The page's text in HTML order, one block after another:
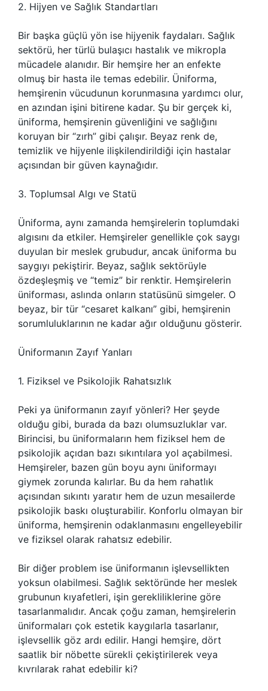
2. Hijyen ve Sağlık Standartları
Bir başka güçlü yön ise hijyenik faydaları. Sağlık
sektörü, her türlü bulaşıcı hastalık ve mikropla
mücadele alanıdır. Bir hemşire her an enfekte
olmuş bir hasta ile temas edebilir. Üniforma,
hemşirenin vücudunun korunmasına yardımcı olur,
en azından işini bitirene kadar. Şu bir gerçek ki,
üniforma, hemşirenin güvenliğini ve sağlığını
koruyan bir “zırh” gibi çalışır. Beyaz renk de,
temizlik ve hijyenle ilişkilendirildiği için hastalar
açısından bir güven kaynağıdır.
3. Toplumsal Algı ve Statü
Üniforma, aynı zamanda hemşirelerin toplumdaki
algısını da etkiler. Hemşireler genellikle çok saygı
duyulan bir meslek grubudur, ancak üniforma bu
saygıyı pekiştirir. Beyaz, sağlık sektörüyle
özdeşleşmiş ve “temiz” bir renktir. Hemşirelerin
üniforması, aslında onların statüsünü simgeler. O
beyaz, bir tür “cesaret kalkanı” gibi, hemşirenin
sorumluluklarının ne kadar ağır olduğunu gösterir.
Üniformanın Zayıf Yanları
1. Fiziksel ve Psikolojik Rahatsızlık
Peki ya üniformanın zayıf yönleri? Her şeyde
olduğu gibi, burada da bazı olumsuzluklar var.
Birincisi, bu üniformaların hem fiziksel hem de
psikolojik açıdan bazı sıkıntılara yol açabilmesi.
Hemşireler, bazen gün boyu aynı üniformayı
giymek zorunda kalırlar. Bu da hem rahatlık
açısından sıkıntı yaratır hem de uzun mesailerde
psikolojik baskı oluşturabilir. Konforlu olmayan bir
üniforma, hemşirenin odaklanmasını engelleyebilir
ve fiziksel olarak rahatsız edebilir.
Bir diğer problem ise üniformanın işlevsellikten
yoksun olabilmesi. Sağlık sektöründe her meslek
grubunun kıyafetleri, işin gerekliliklerine göre
tasarlanmalıdır. Ancak çoğu zaman, hemşirelerin
üniformaları çok estetik kaygılarla tasarlanır,
işlevsellik göz ardı edilir. Hangi hemşire, dört
saatlik bir nöbette sürekli çekiştirilerek veya
kıvrılarak rahat edebilir ki?